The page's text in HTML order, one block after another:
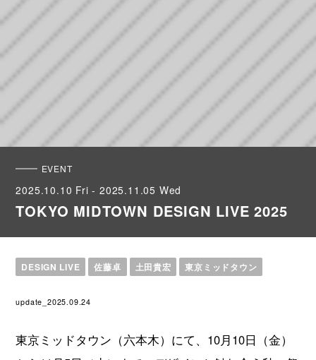
TOKYO MIDTOWN DESIGN LIVE 2025
2025.10.10 Fri - 2025.11.05 Wed
EVENT
DESIGN LIVE 佐藤卓 土田貴宏 東京ミッドタウン
update_2025.09.24
東京ミッドタウン（六本木）にて、10月10日（金）